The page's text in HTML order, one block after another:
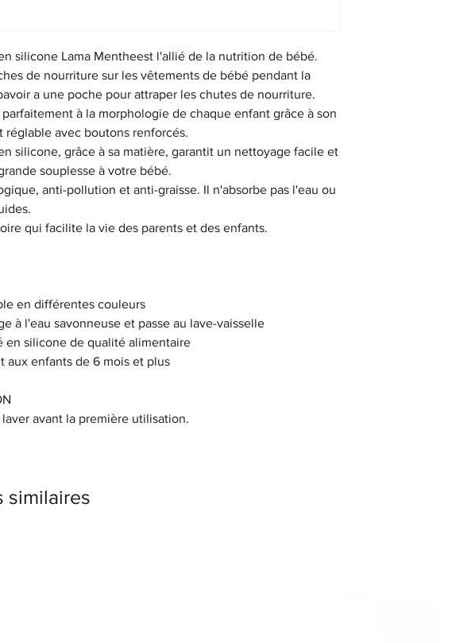
silicone Lama Mentheest l'allié de la nutrition de bébé.
de nourriture sur les vêtements de bébé pendant la
a une poche pour attraper les chutes de nourriture.
parfaitement à la morphologie de chaque enfant grâce à son
réglable avec boutons renforcés.
silicone, grâce à sa matière, garantit un nettoyage facile et
souplesse à votre bébé.
anti-pollution et anti-graisse. Il n'absorbe pas l'eau ou
qui facilite la vie des parents et des enfants.
en différentes couleurs
à l'eau savonneuse et passe au lave-vaisselle
en silicone de qualité alimentaire
aux enfants de 6 mois et plus
avant la première utilisation.
similaires